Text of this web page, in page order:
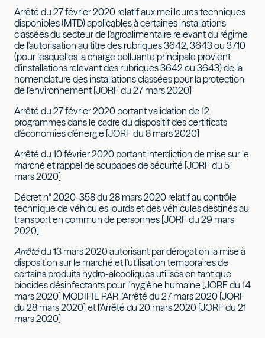
Arrêté du 27 février 2020 relatif aux meilleures techniques
disponibles (MTD) applicables à certaines installations
classées du secteur de l'agroalimentaire relevant du régime
de l'autorisation au titre des rubriques 3642, 3643 ou 3710
(pour lesquelles la charge polluante principale provient
d'installations relevant des rubriques 3642 ou 3643) de la
nomenclature des installations classées pour la protection
de l'environnement [JORF du 27 mars 2020]
Arrêté du 27 février 2020 portant validation de 12
programmes dans le cadre du dispositif des certificats
d'économies d'énergie [JORF du 8 mars 2020]
Arrêté du 10 février 2020 portant interdiction de mise sur le
marché et rappel de soupapes de sécurité [JORF du 5
mars 2020]
Décret n° 2020-358 du 28 mars 2020 relatif au contrôle
technique de véhicules lourds et des véhicules destinés au
transport en commun de personnes [JORF du 29 mars
2020]
Arrêtédu 13 mars 2020 autorisant par dérogation la mise à
disposition sur le marché et l'utilisation temporaires de
certains produits hydro-alcooliques utilisés en tant que
biocides désinfectants pour l'hygiène humaine [JORF du 14
mars 2020] MODIFIE PAR l'Arrêté du 27 mars 2020 [JORF
du 28 mars 2020] et l'Arrêté du 20 mars 2020 [JORF du 21
mars 2020]